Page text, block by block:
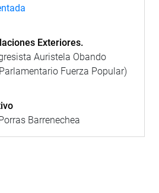
Exteriores.
Auristela Obando
Fuerza Popular)
Barrenechea